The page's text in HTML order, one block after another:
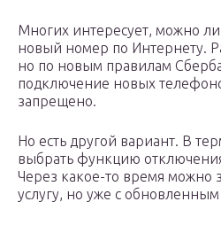
Многих интересует, можно ли
новый номер по Интернету.
но по новым правилам
подключение новых
запрещено.
Но есть другой вариант. В
выбрать функцию
Через какое-то время можно
услугу, но уже с